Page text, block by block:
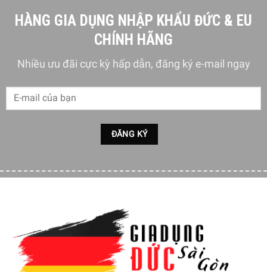
HÀNG GIA DỤNG NHẬP KHẨU ĐỨC & EU
CHÍNH HÃNG
Nhiều ưu đãi cực kỳ hấp dẫn, đăng ký e-mail ngay